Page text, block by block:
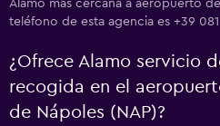
Alamo más cercana a aeropuerto
teléfono de esta agencia es +39 081
¿Ofrece Alamo servicio
recogida en el
de Nápoles (NAP)?